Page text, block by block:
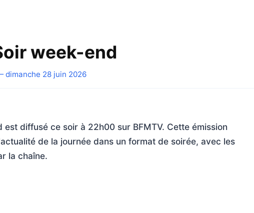
week-end
dimanche 28 juin 2026
est diffusé ce soir à 22h00 sur BFMTV. Cette émission
de la journée dans un format de soirée, avec les
la chaîne.